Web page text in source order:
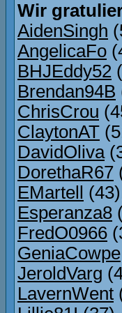
Wir
AidenSingh
AngelicaFo
BHJEddy52
Brendan94B
ChrisCrou
ClaytonAT
DavidOliva
DorethaR67
EMartell
Esperanza8
FredO0966
GeniaCowpe
JeroldVarg
LavernWent